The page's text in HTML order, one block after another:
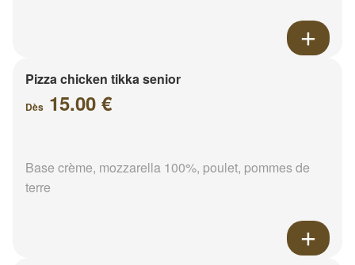
Pizza chicken tikka senior
Dès 15.00 €
Base crème, mozzarella 100%, poulet, pommes de
terre